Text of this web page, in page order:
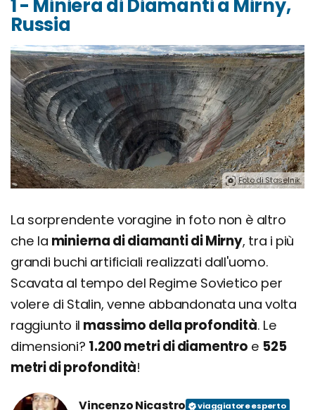
1 - Miniera di Diamanti a Mirny,
Russia
Foto di Staselnik.
La sorprendente voragine in foto non è altro
che la minierna di diamanti di Mirny, tra i più
grandi buchi artificiali realizzati dall'uomo.
Scavata al tempo del Regime Sovietico per
volere di Stalin, venne abbandonata una volta
raggiunto il massimo della profondità. Le
dimensioni? 1.200 metri di diamentro e 525
metri di profondità!
Vincenzo Nicastro